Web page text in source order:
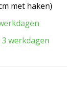
met haken)
werkdagen